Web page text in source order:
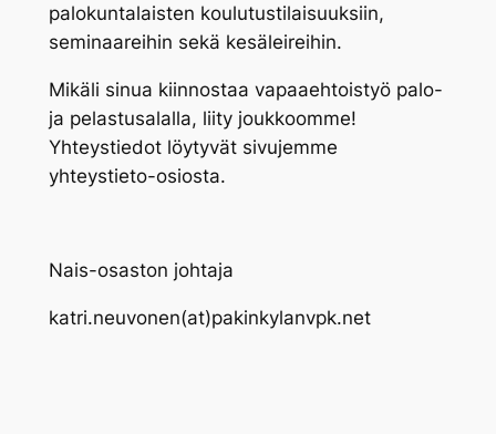
palokuntalaisten koulutustilaisuuksiin,
seminaareihin sekä kesäleireihin.
Mikäli sinua kiinnostaa vapaaehtoistyö palo-
ja pelastusalalla, liity joukkoomme!
Yhteystiedot löytyvät sivujemme
yhteystieto-osiosta.
Nais-osaston johtaja
katri.neuvonen(at)pakinkylanvpk.net